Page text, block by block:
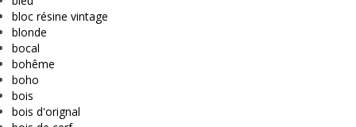
bloc résine vintage
blonde
bocal
bohême
boho
bois
bois d'orignal